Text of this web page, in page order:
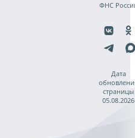
ФНС
Дата
страницы
05.08.2026